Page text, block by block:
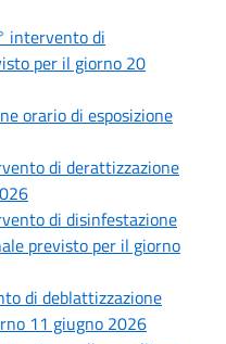
intervento di
per il giorno 20
orario di esposizione
di derattizzazione
di disinfestazione
previsto per il giorno
di deblattizzazione
11 giugno 2026